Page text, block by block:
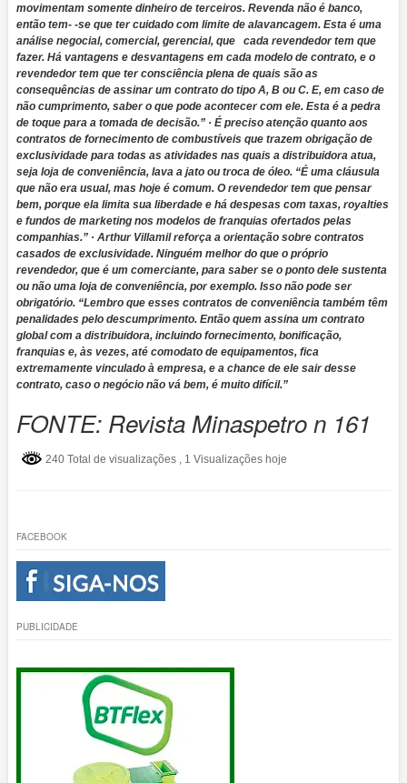
movimentam somente dinheiro de terceiros. Revenda não é banco,
então tem- -se que ter cuidado com limite de alavancagem. Esta é uma
análise negocial, comercial, gerencial, que cada revendedor tem que
fazer. Há vantagens e desvantagens em cada modelo de contrato, e o
revendedor tem que ter consciência plena de quais são as
consequências de assinar um contrato do tipo A, B ou C. E, em caso de
não cumprimento, saber o que pode acontecer com ele. Esta é a pedra
de toque para a tomada de decisão.” · É preciso atenção quanto aos
contratos de fornecimento de combustíveis que trazem obrigação de
exclusividade para todas as atividades nas quais a distribuidora atua,
seja loja de conveniência, lava a jato ou troca de óleo. “É uma cláusula
que não era usual, mas hoje é comum. O revendedor tem que pensar
bem, porque ela limita sua liberdade e há despesas com taxas, royalties
e fundos de marketing nos modelos de franquias ofertados pelas
companhias.” · Arthur Villamil reforça a orientação sobre contratos
casados de exclusividade. Ninguém melhor do que o próprio
revendedor, que é um comerciante, para saber se o ponto dele sustenta
ou não uma loja de conveniência, por exemplo. Isso não pode ser
obrigatório. “Lembro que esses contratos de conveniência também têm
penalidades pelo descumprimento. Então quem assina um contrato
global com a distribuidora, incluindo fornecimento, bonificação,
franquias e, às vezes, até comodato de equipamentos, fica
extremamente vinculado à empresa, e a chance de ele sair desse
contrato, caso o negócio não vá bem, é muito difícil.”
FONTE: Revista Minaspetro n 161
240 Total de visualizações , 1 Visualizações hoje
FACEBOOK
PUBLICIDADE